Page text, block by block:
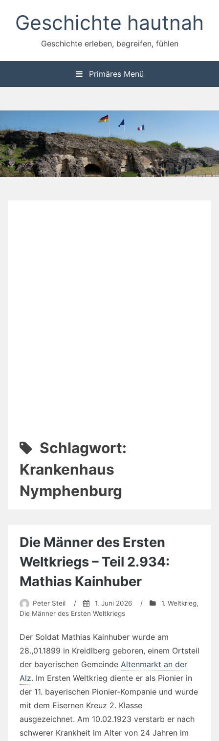
Inhalt
springenGeschichte hautnah
Geschichte erleben, begreifen, fühlen
Primäres Menü
Schlagwort:
Krankenhaus
Nymphenburg
Die Männer des Ersten
Weltkriegs – Teil 2.934:
Mathias Kainhuber
Peter Steil / 1. Juni 2026 / 1. Weltkrieg,
Die Männer des Ersten Weltkriegs
Der Soldat Mathias Kainhuber wurde am
28.,01.1899 in Kreidlberg geboren, einem Ortsteil
der bayerischen Gemeinde Altenmarkt an der
Alz. Im Ersten Weltkrieg diente er als Pionier in
der 11. bayerischen Pionier-Kompanie und wurde
mit dem Eisernen Kreuz 2. Klasse
ausgezeichnet. Am 10.02.1923 verstarb er nach
schwerer Krankheit im Alter von 24 Jahren im